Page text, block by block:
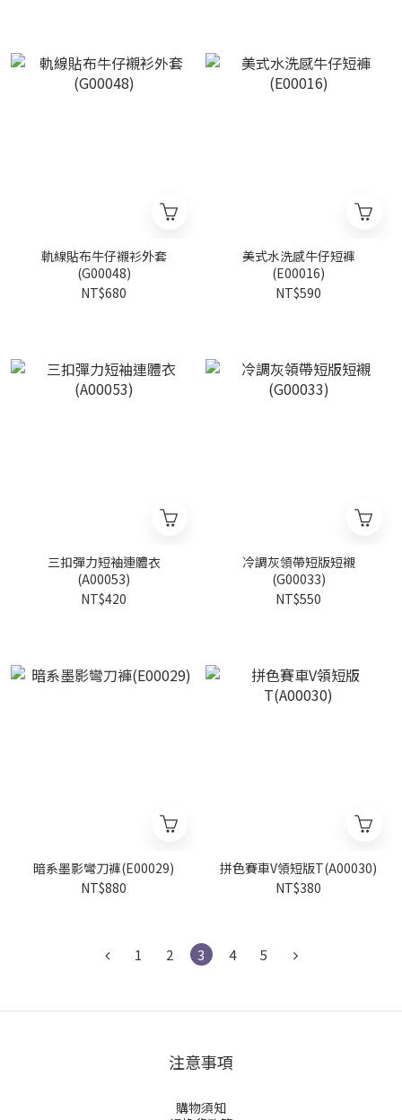
軌線貼布牛仔襯衫外套
(G00048)
NT$680
美式水洗感牛仔短褲
(E00016)
NT$590
三扣彈力短袖連體衣
(A00053)
NT$420
冷調灰領帶短版短襯
(G00033)
NT$550
暗系墨影彎刀褲(E00029)
NT$880
拼色賽車V領短版T(A00030)
NT$380
1 2 3 4 5
注意事項
購物須知